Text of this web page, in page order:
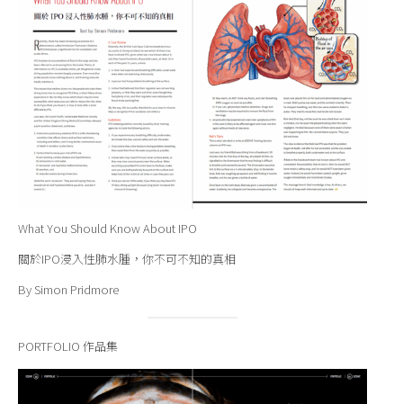
What You Should Know About IPO
關於IPO浸入性肺水腫，你不可不知的真相
By Simon Pridmore
PORTFOLIO 作品集